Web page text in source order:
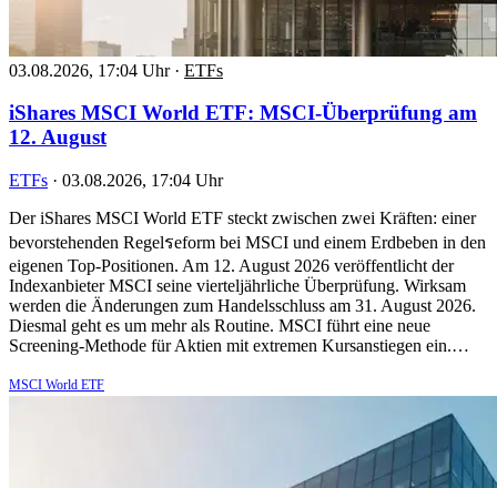
03.08.2026, 17:04 Uhr · ETFs
iShares MSCI World ETF: MSCI-Überprüfung am
12. August
ETFs · 03.08.2026, 17:04 Uhr
Der iShares MSCI World ETF steckt zwischen zwei Kräften: einer
bevorstehenden Regelรeform bei MSCI und einem Erdbeben in den
eigenen Top-Positionen. Am 12. August 2026 veröffentlicht der
Indexanbieter MSCI seine vierteljährliche Überprüfung. Wirksam
werden die Änderungen zum Handelsschluss am 31. August 2026.
Diesmal geht es um mehr als Routine. MSCI führt eine neue
Screening-Methode für Aktien mit extremen Kursanstiegen ein.…
MSCI World ETF